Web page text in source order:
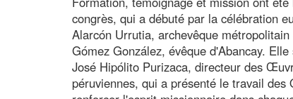
congrès, qui a débuté par la célébration
Alarcón Urrutia, archevêque
Gómez González, évêque d'Abancay.
José Hipólito Purizaca, directeur des
péruviennes, qui a présenté le travail